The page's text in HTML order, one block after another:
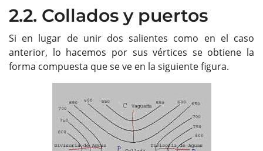
2.2. Collados y puertos
Si en lugar de unir dos salientes como en el caso
anterior, lo hacemos por sus vértices se obtiene la
forma compuesta que se ve en la siguiente figura.